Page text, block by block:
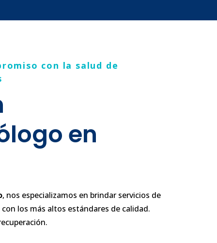
con la salud de
en
, nos especializamos en brindar servicios de
los más altos estándares de calidad.